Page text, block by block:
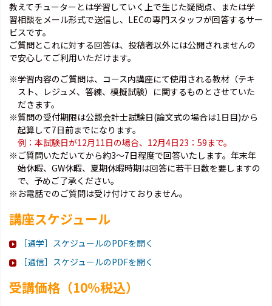
教えてチューターとは学習していく上で生じた疑問点、または学
習相談をメール形式で送信し、LECの専門スタッフが回答するサー
ビスです。
ご質問とこれに対する回答は、投稿者以外には公開されませんの
で安心してご利用いただけます。
※学習内容のご質問は、コース内講座にて使用される教材（テキ
スト、レジュメ、答練、模擬試験）に関するものとさせていた
だきます。
※質問の受付期限は公認会計士試験日(論文式の場合は1日目)から
起算して7日前までになります。
例：本試験日が12月11日の場合、12月4日23：59まで。
※ご質問いただいてから約3～7日程度で回答いたします。年末年
始休暇、GW休暇、夏期休暇時期は回答に若干日数を要しますの
で、予めご了承ください。
※お電話でのご質問は受け付けておりません。
講座スケジュール
［通学］スケジュールのPDFを開く
［通信］スケジュールのPDFを開く
受講価格（10％税込）